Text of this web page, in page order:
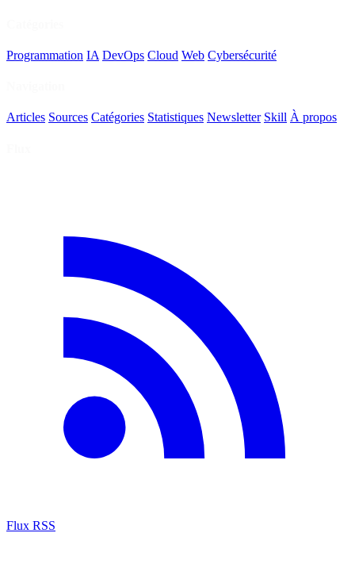
Programmation IA DevOps Cloud Web Cybersécurité
Articles Sources Catégories Statistiques Newsletter Skill À propos
Flux RSS